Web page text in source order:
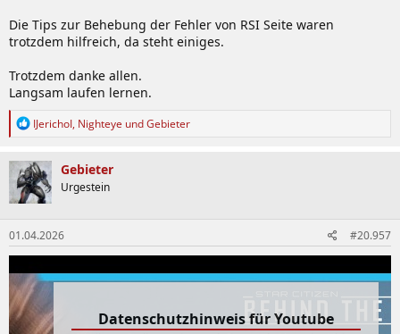
Die Tips zur Behebung der Fehler von RSI Seite waren
trotzdem hilfreich, da steht einiges.
Trotzdem danke allen.
Langsam laufen lernen.
R
k
t
i
o
n
e
n
IJerichoI, Nighteye undGebieter
Gebieter
Urgestein
01.04.2026 #20.957
Datenschutzhinweis für Youtube